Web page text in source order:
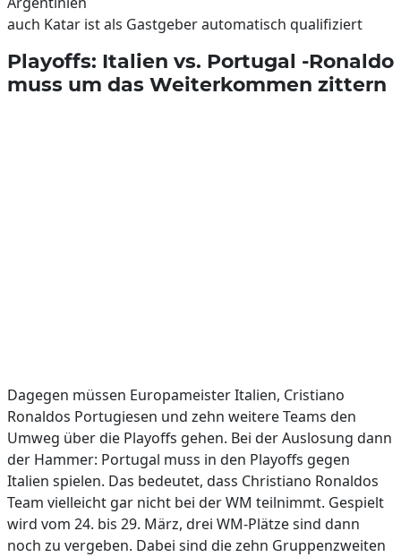
auch Katar ist als Gastgeber automatisch qualifiziert
Playoffs: Italien vs. Portugal -Ronaldo
muss um das Weiterkommen zittern
Dagegen müssen Europameister Italien, Cristiano
Ronaldos Portugiesen und zehn weitere Teams den
Umweg über die Playoffs gehen. Bei der Auslosung dann
der Hammer: Portugal muss in den Playoffs gegen
Italien spielen. Das bedeutet, dass Christiano Ronaldos
Team vielleicht gar nicht bei der WM teilnimmt. Gespielt
wird vom 24. bis 29. März, drei WM-Plätze sind dann
noch zu vergeben. Dabei sind die zehn Gruppenzweiten